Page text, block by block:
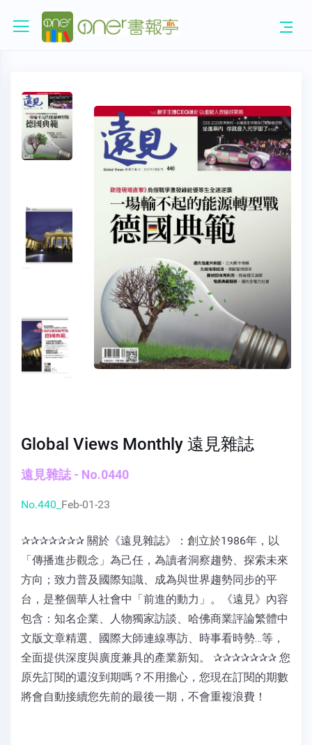
Global Views Monthly 遠見雜誌
遠見雜誌 - No.0440
No.440_ Feb-01-23
✰✰✰✰✰✰✰ 關於《遠見雜誌》：創立於1986年，以
「傳播進步觀念」為己任，為讀者洞察趨勢、探索未來
方向；致力普及國際知識、成為與世界趨勢同步的平
台，是整個華人社會中「前進的動力」。《遠見》內容
包含：知名企業、人物獨家訪談、哈佛商業評論繁體中
文版文章精選、國際大師連線專訪、時事看時勢…等，
全面提供深度與廣度兼具的產業新知。 ✰✰✰✰✰✰✰ 您
原先訂閱的還沒到期嗎？不用擔心，您現在訂閱的期數
將會自動接續您先前的最後一期，不會重複浪費！